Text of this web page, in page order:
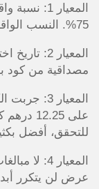
المعيار 1:
75%. النسب الواقعية تتراوح بين 5% و20% فقط.
المعيار 2:
مصداقية من كود
للتحقق، أفضل
المعيار 4:
عرض لن يتكرر